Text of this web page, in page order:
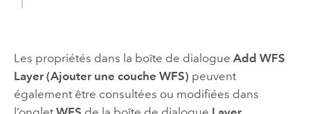
Les propriétés dans la boîte de dialogue Add WFS
Layer (Ajouter une couche WFS) peuvent
également être consultées ou modifiées dans